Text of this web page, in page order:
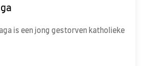
is een jong gestorven katholieke